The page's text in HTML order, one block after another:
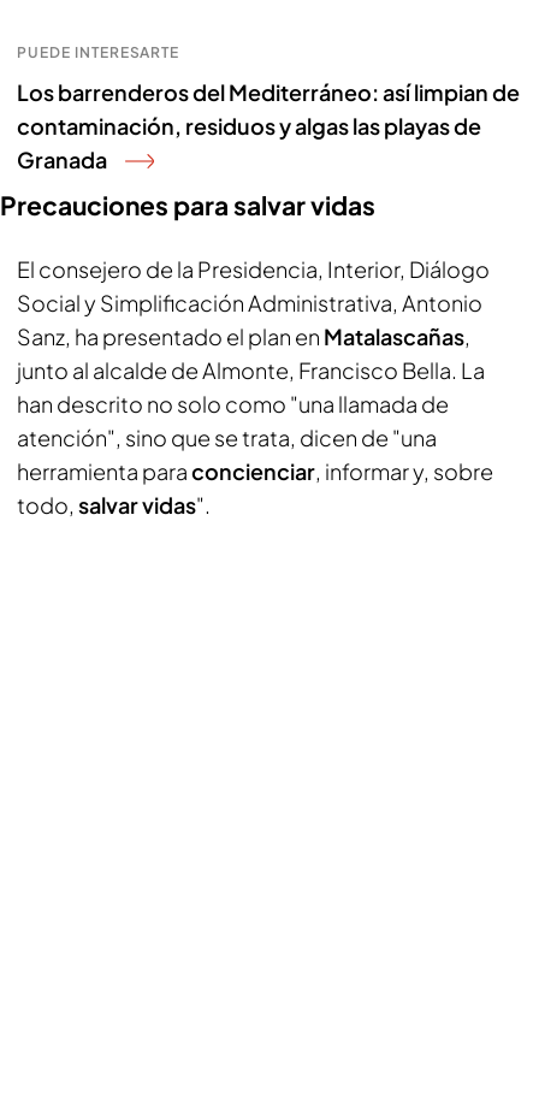
PUEDE INTERESARTE
Los barrenderos del Mediterráneo: así limpian de
contaminación, residuos y algas las playas de
Granada
Precauciones para salvar vidas
El consejero de la Presidencia, Interior, Diálogo
Social y Simplificación Administrativa, Antonio
Sanz, ha presentado el plan en Matalascañas,
junto al alcalde de Almonte, Francisco Bella. La
han descrito no solo como "una llamada de
atención", sino que se trata, dicen de "una
herramienta paraconcienciar, informar y, sobre
todo, salvar vidas".